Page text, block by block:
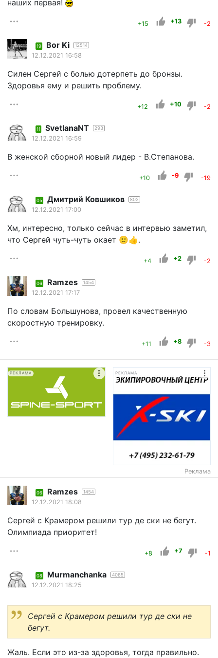
наших первая!
+15 +13 -2
19 Bor Ki 12514
12.12.2021 16:58
Силен Сергей с болью дотерпеть до бронзы.
Здоровья ему и решить проблему.
+12 +10 -2
11 SvetlanaNT 293
12.12.2021 16:59
В женской сборной новый лидер - В.Степанова.
+10 -9 -19
05 Дмитрий Ковшиков 802
12.12.2021 17:00
Хм, интересно, только сейчас в интервью заметил,
что Сергей чуть-чуть окает 🙂👍.
+4 +2 -2
06 Ramzes 1454
12.12.2021 17:17
По словам Большунова, провел качественную
скоростную тренировку.
+11 +8 -3
РЕКЛАМА РЕКЛАМА
Реклама
06 Ramzes 1454
12.12.2021 18:08
Сергей с Крамером решили тур де ски не бегут.
Олимпиада приоритет!
+8 +7 -1
08 Murmanchanka 4085
12.12.2021 18:25
Сергей с Крамером решили тур де ски не
бегут.
Жаль. Если это из-за здоровья, тогда правильно.